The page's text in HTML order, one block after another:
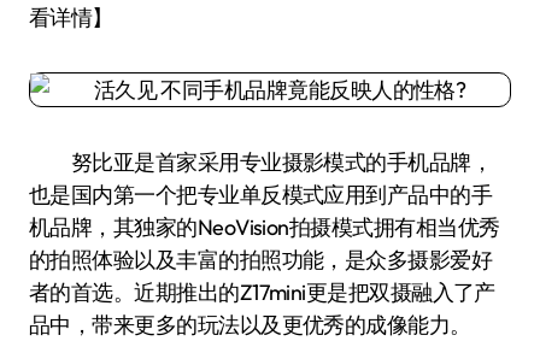
看详情】
努比亚是首家采用专业摄影模式的手机品牌，
也是国内第一个把专业单反模式应用到产品中的手
机品牌，其独家的NeoVision拍摄模式拥有相当优秀
的拍照体验以及丰富的拍照功能，是众多摄影爱好
者的首选。近期推出的Z17mini更是把双摄融入了产
品中，带来更多的玩法以及更优秀的成像能力。